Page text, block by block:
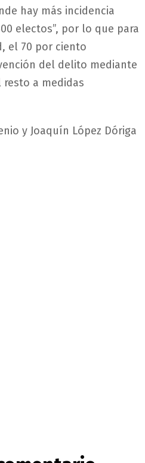
hay más incidencia
electos”, por lo que para
el 70 por ciento
del delito mediante
resto a medidas
y Joaquín López Dóriga